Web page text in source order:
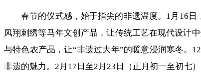
春节的仪式感，始于指尖的非遗温度。1月16
凤翔刺绣等马年文创产品，让传统工艺在现代设计
与特色农产品，让“非遗过大年”的暖意浸润寒冬。
非遗的魅力。2月17日至2月23日（正月初一至初七